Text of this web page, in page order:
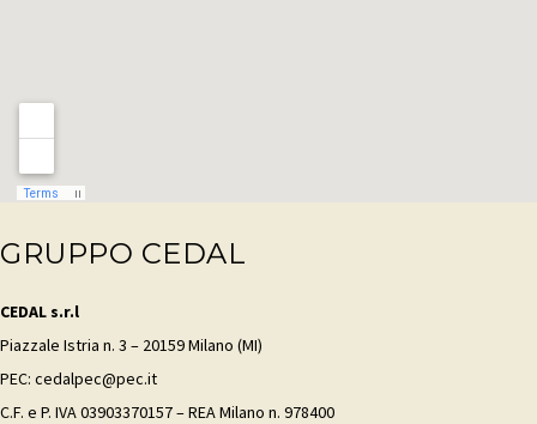
GRUPPO CEDAL
CEDAL s.r.l
Piazzale Istria n. 3 – 20159 Milano (MI)
PEC: cedalpec@pec.it
C.F. e P. IVA 03903370157 – REA Milano n. 978400